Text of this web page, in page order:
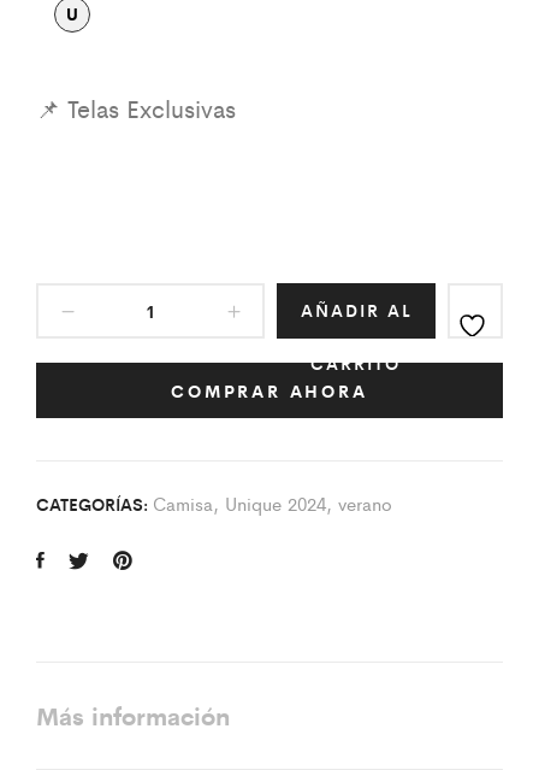
U
AÑADIR AL
CARRITO
COMPRAR AHORA
CATEGORÍAS: Camisa, Unique 2024, verano
Más información